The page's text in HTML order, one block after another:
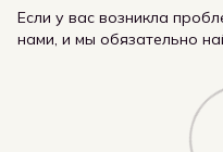
Если у вас возникла
нами, и мы обязательно